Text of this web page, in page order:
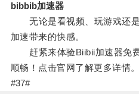
bibbib加速器
无论是看视频、玩游戏还是
加速带来的快感。
赶紧来体验Biibii加速器免费
顺畅！点击官网了解更多详情。
#37#